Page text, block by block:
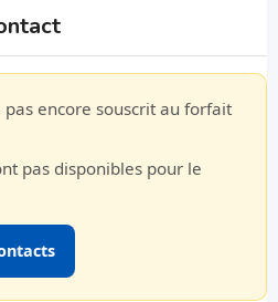
encore souscrit au forfait
pas disponibles pour le